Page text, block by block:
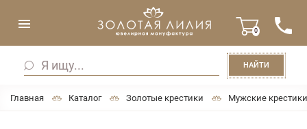
0
НАЙТИ
Главная Каталог Золотые крестики Мужские крестики